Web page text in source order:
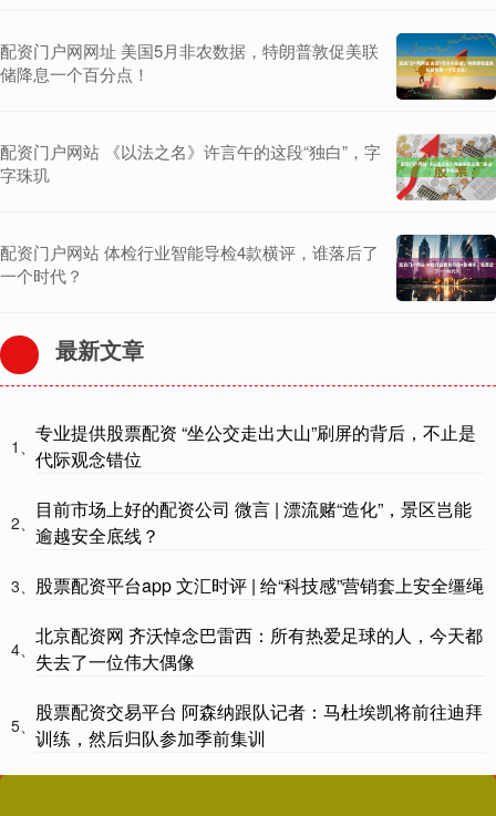
配资门户网网址 美国5月非农数据，特朗普敦促美联
储降息一个百分点！
配资门户网站 《以法之名》许言午的这段“独白”，字
字珠玑
配资门户网站 体检行业智能导检4款横评，谁落后了
一个时代？
最新文章
1、
专业提供股票配资 “坐公交走出大山”刷屏的背后，不止是
代际观念错位
2、
目前市场上好的配资公司 微言 | 漂流赌“造化”，景区岂能
逾越安全底线？
3、 股票配资平台app 文汇时评 | 给“科技感”营销套上安全缰绳
4、
北京配资网 齐沃悼念巴雷西：所有热爱足球的人，今天都
失去了一位伟大偶像
5、
股票配资交易平台 阿森纳跟队记者：马杜埃凯将前往迪拜
训练，然后归队参加季前集训